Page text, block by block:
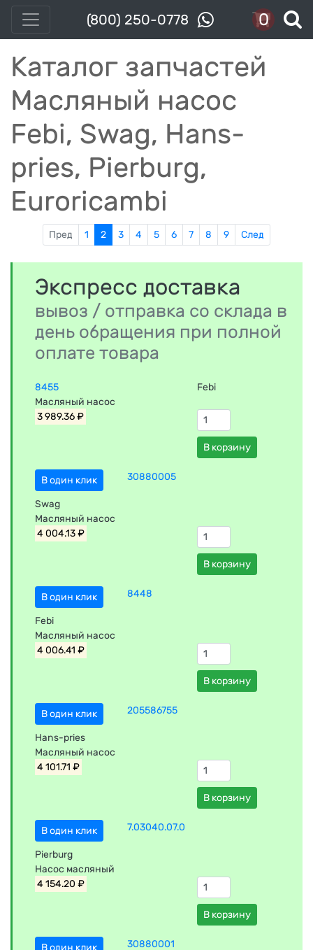
(800) 250-0778 0
Каталог запчастей
Масляный насос
Febi, Swag, Hans-
pries, Pierburg,
Euroricambi
Пред 1 2 3 4 5 6 7 8 9 След
Экспресс доставка
вывоз / отправка со склада в
день обращения при полной
оплате товара
8455
Febi
Масляный насос
3 989.36 ₽
В корзину
В один клик 30880005
Swag
Масляный насос
4 004.13 ₽
В корзину
В один клик 8448
Febi
Масляный насос
4 006.41 ₽
В корзину
В один клик 205586755
Hans-pries
Масляный насос
4 101.71 ₽
В корзину
В один клик 7.03040.07.0
Pierburg
Насос масляный
4 154.20 ₽
В корзину
В один клик 30880001